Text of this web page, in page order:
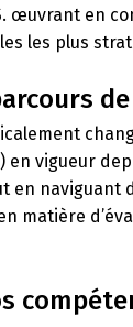
œuvrant en
les plus
en vigueur
en naviguant
matière